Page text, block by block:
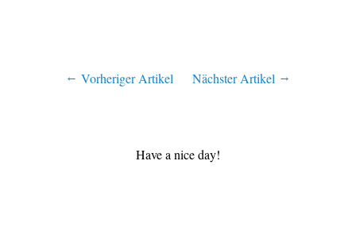
Vorheriger Artikel Nächster Artikel
Have a nice day!